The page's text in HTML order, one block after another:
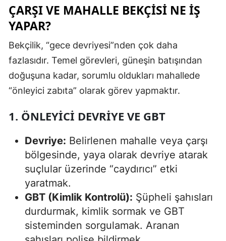
ÇARŞI VE MAHALLE BEKÇISI NE İŞ
YAPAR?
Bekçilik, “gece devriyesi”nden çok daha
fazlasıdır. Temel görevleri, güneşin batışından
doğuşuna kadar, sorumlu oldukları mahallede
“önleyici zabıta” olarak görev yapmaktır.
1. ÖNLEYICI DEVRIYE VE GBT
Devriye: Belirlenen mahalle veya çarşı
bölgesinde, yaya olarak devriye atarak
suçlular üzerinde “caydırıcı” etki
yaratmak.
GBT (Kimlik Kontrolü): Şüpheli şahısları
durdurmak, kimlik sormak ve GBT
sisteminden sorgulamak. Aranan